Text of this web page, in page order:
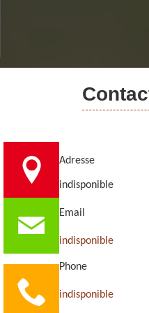
Adresse
indisponible
Email
indisponible
Phone
indisponible